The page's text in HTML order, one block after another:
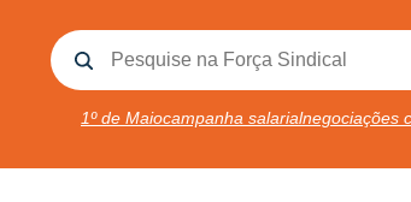
1º de Maiocampanha salarialnegociações